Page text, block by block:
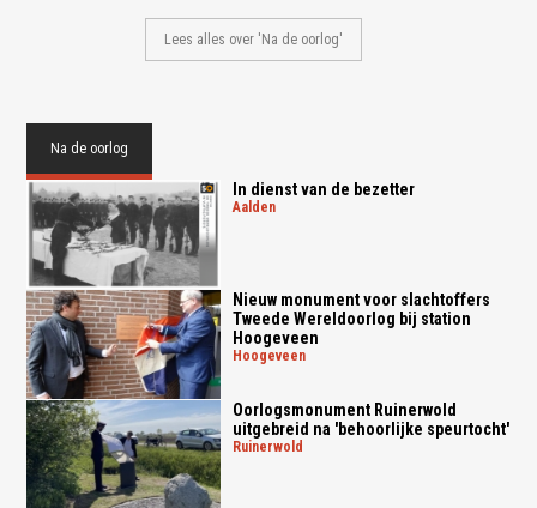
Lees alles over 'Na de oorlog'
Na de oorlog
In dienst van de bezetter
aalden
Nieuw monument voor slachtoffers
Tweede Wereldoorlog bij station
Hoogeveen
hoogeveen
Oorlogsmonument Ruinerwold
uitgebreid na 'behoorlijke speurtocht'
ruinerwold